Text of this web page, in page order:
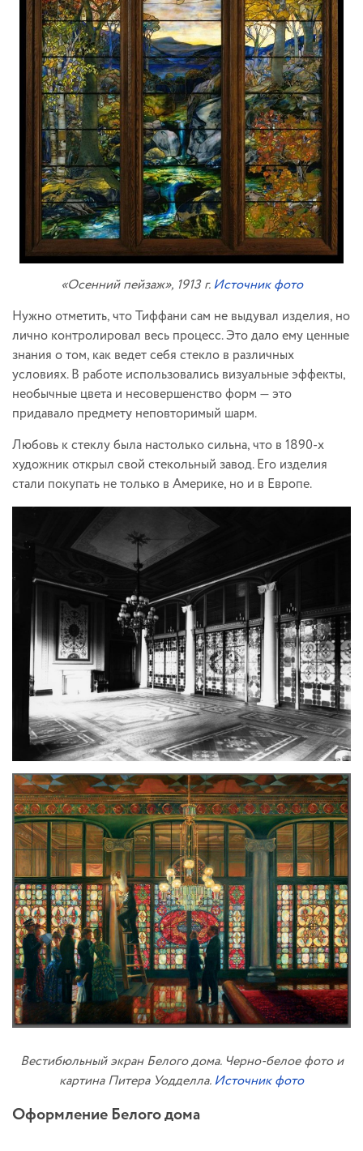
«Осенний пейзаж», 1913 г.Источник фото
Нужно отметить, что Тиффани сам не выдувал изделия, но
лично контролировал весь процесс. Это дало ему ценные
знания о том, как ведет себя стекло в различных
условиях. В работе использовались визуальные эффекты,
необычные цвета и несовершенство форм — это
придавало предмету неповторимый шарм.
Любовь к стеклу была настолько сильна, что в 1890-х
художник открыл свой стекольный завод. Его изделия
стали покупать не только в Америке, но и в Европе.
Вестибюльный экран Белого дома. Черно-белое фото и
картина Питера Уодделла.Источник фото
Оформление Белого дома